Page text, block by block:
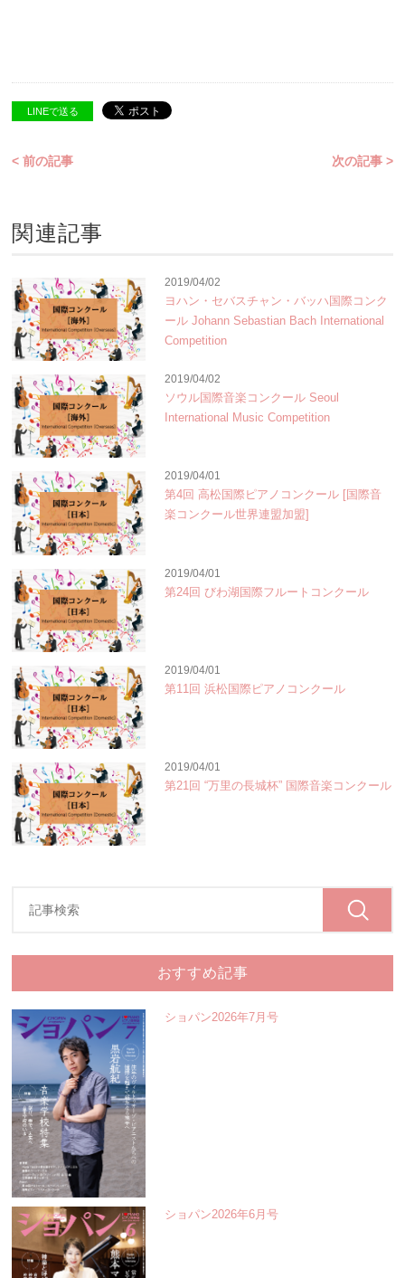
LINEで送る
< 前の記事 次の記事 >
関連記事
2019/04/02
ヨハン・セバスチャン・バッハ国際コンク
ール Johann Sebastian Bach International
Competition
2019/04/02
ソウル国際音楽コンクール Seoul
International Music Competition
2019/04/01
第4回 高松国際ピアノコンクール [国際音
楽コンクール世界連盟加盟]
2019/04/01
第24回 びわ湖国際フルートコンクール
2019/04/01
第11回 浜松国際ピアノコンクール
2019/04/01
第21回 “万里の長城杯” 国際音楽コンクール
おすすめ記事
ショパン2026年7月号
ショパン2026年6月号